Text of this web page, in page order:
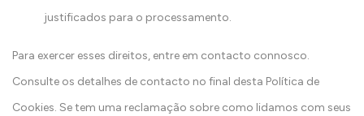
justificados para o processamento.
Para exercer esses direitos, entre em contacto connosco.
Consulte os detalhes de contacto no final desta Política de
Cookies. Se tem uma reclamação sobre como lidamos com seus